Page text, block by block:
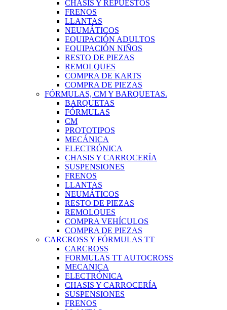
CHASIS Y REPUESTOS
FRENOS
LLANTAS
NEUMÁTICOS
EQUIPACIÓN ADULTOS
EQUIPACIÓN NIÑOS
RESTO DE PIEZAS
REMOLQUES
COMPRA DE KARTS
COMPRA DE PIEZAS
FÓRMULAS, CM Y BARQUETAS.
BARQUETAS
FÓRMULAS
CM
PROTOTIPOS
MECÁNICA
ELECTRÓNICA
CHASIS Y CARROCERÍA
SUSPENSIONES
FRENOS
LLANTAS
NEUMÁTICOS
RESTO DE PIEZAS
REMOLQUES
COMPRA VEHÍCULOS
COMPRA DE PIEZAS
CARCROSS Y FÓRMULAS TT
CARCROSS
FORMULAS TT AUTOCROSS
MECANICA
ELECTRÓNICA
CHASIS Y CARROCERÍA
SUSPENSIONES
FRENOS